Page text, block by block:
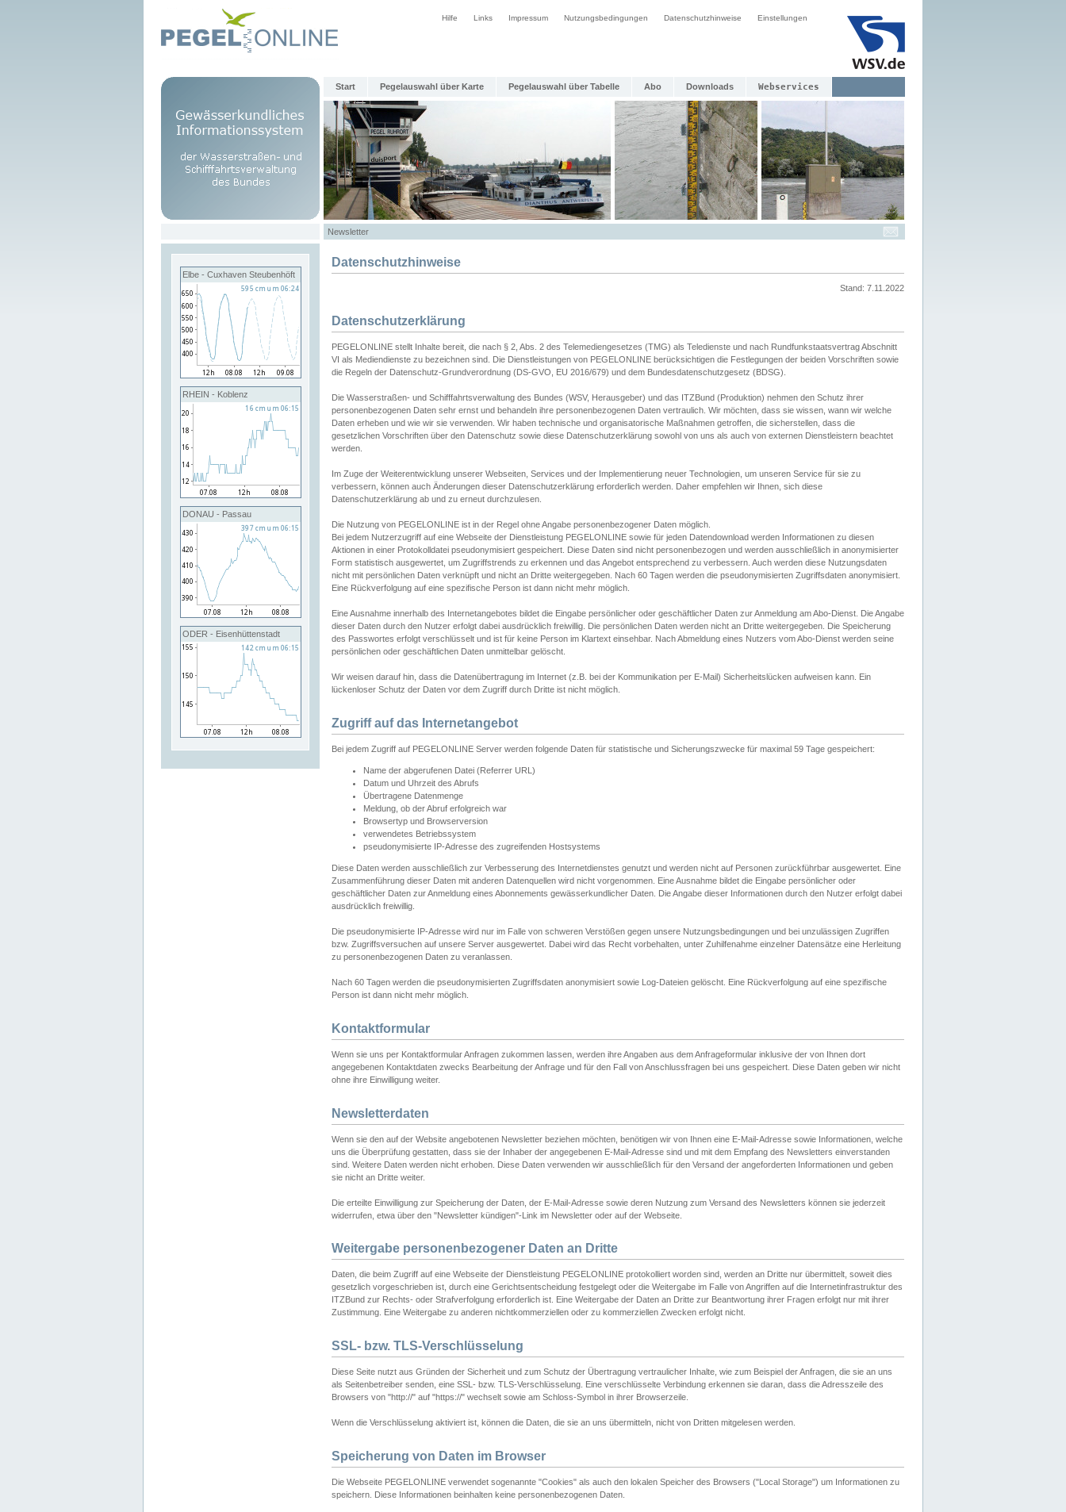
Hilfe Links Impressum Nutzungsbedingungen Datenschutzhinweise Einstellungen
Start Pegelauswahl über Karte Pegelauswahl über Tabelle Abo Downloads Webservices
Newsletter
Elbe - Cuxhaven Steubenhöft
RHEIN - Koblenz
DONAU - Passau
ODER - Eisenhüttenstadt
Datenschutzhinweise
Stand: 7.11.2022
Datenschutzerklärung
PEGELONLINE stellt Inhalte bereit, die nach § 2, Abs. 2 des Telemediengesetzes (TMG) als Teledienste und nach Rundfunkstaatsvertrag Abschnitt
VI als Mediendienste zu bezeichnen sind. Die Dienstleistungen von PEGELONLINE berücksichtigen die Festlegungen der beiden Vorschriften sowie
die Regeln der Datenschutz-Grundverordnung (DS-GVO, EU 2016/679) und dem Bundesdatenschutzgesetz (BDSG).
Die Wasserstraßen- und Schifffahrtsverwaltung des Bundes (WSV, Herausgeber) und das ITZBund (Produktion) nehmen den Schutz ihrer
personenbezogenen Daten sehr ernst und behandeln ihre personenbezogenen Daten vertraulich. Wir möchten, dass sie wissen, wann wir welche
Daten erheben und wie wir sie verwenden. Wir haben technische und organisatorische Maßnahmen getroffen, die sicherstellen, dass die
gesetzlichen Vorschriften über den Datenschutz sowie diese Datenschutzerklärung sowohl von uns als auch von externen Dienstleistern beachtet
werden.
Im Zuge der Weiterentwicklung unserer Webseiten, Services und der Implementierung neuer Technologien, um unseren Service für sie zu
verbessern, können auch Änderungen dieser Datenschutzerklärung erforderlich werden. Daher empfehlen wir Ihnen, sich diese
Datenschutzerklärung ab und zu erneut durchzulesen.
Die Nutzung von PEGELONLINE ist in der Regel ohne Angabe personenbezogener Daten möglich.
Bei jedem Nutzerzugriff auf eine Webseite der Dienstleistung PEGELONLINE sowie für jeden Datendownload werden Informationen zu diesen
Aktionen in einer Protokolldatei pseudonymisiert gespeichert. Diese Daten sind nicht personenbezogen und werden ausschließlich in anonymisierter
Form statistisch ausgewertet, um Zugriffstrends zu erkennen und das Angebot entsprechend zu verbessern. Auch werden diese Nutzungsdaten
nicht mit persönlichen Daten verknüpft und nicht an Dritte weitergegeben. Nach 60 Tagen werden die pseudonymisierten Zugriffsdaten anonymisiert.
Eine Rückverfolgung auf eine spezifische Person ist dann nicht mehr möglich.
Eine Ausnahme innerhalb des Internetangebotes bildet die Eingabe persönlicher oder geschäftlicher Daten zur Anmeldung am Abo-Dienst. Die Angabe
dieser Daten durch den Nutzer erfolgt dabei ausdrücklich freiwillig. Die persönlichen Daten werden nicht an Dritte weitergegeben. Die Speicherung
des Passwortes erfolgt verschlüsselt und ist für keine Person im Klartext einsehbar. Nach Abmeldung eines Nutzers vom Abo-Dienst werden seine
persönlichen oder geschäftlichen Daten unmittelbar gelöscht.
Wir weisen darauf hin, dass die Datenübertragung im Internet (z.B. bei der Kommunikation per E-Mail) Sicherheitslücken aufweisen kann. Ein
lückenloser Schutz der Daten vor dem Zugriff durch Dritte ist nicht möglich.
Zugriff auf das Internetangebot
Bei jedem Zugriff auf PEGELONLINE Server werden folgende Daten für statistische und Sicherungszwecke für maximal 59 Tage gespeichert:
Name der abgerufenen Datei (Referrer URL)
Datum und Uhrzeit des Abrufs
Übertragene Datenmenge
Meldung, ob der Abruf erfolgreich war
Browsertyp und Browserversion
verwendetes Betriebssystem
pseudonymisierte IP-Adresse des zugreifenden Hostsystems
Diese Daten werden ausschließlich zur Verbesserung des Internetdienstes genutzt und werden nicht auf Personen zurückführbar ausgewertet. Eine
Zusammenführung dieser Daten mit anderen Datenquellen wird nicht vorgenommen. Eine Ausnahme bildet die Eingabe persönlicher oder
geschäftlicher Daten zur Anmeldung eines Abonnements gewässerkundlicher Daten. Die Angabe dieser Informationen durch den Nutzer erfolgt dabei
ausdrücklich freiwillig.
Die pseudonymisierte IP-Adresse wird nur im Falle von schweren Verstößen gegen unsere Nutzungsbedingungen und bei unzulässigen Zugriffen
bzw. Zugriffsversuchen auf unsere Server ausgewertet. Dabei wird das Recht vorbehalten, unter Zuhilfenahme einzelner Datensätze eine Herleitung
zu personenbezogenen Daten zu veranlassen.
Nach 60 Tagen werden die pseudonymisierten Zugriffsdaten anonymisiert sowie Log-Dateien gelöscht. Eine Rückverfolgung auf eine spezifische
Person ist dann nicht mehr möglich.
Kontaktformular
Wenn sie uns per Kontaktformular Anfragen zukommen lassen, werden ihre Angaben aus dem Anfrageformular inklusive der von Ihnen dort
angegebenen Kontaktdaten zwecks Bearbeitung der Anfrage und für den Fall von Anschlussfragen bei uns gespeichert. Diese Daten geben wir nicht
ohne ihre Einwilligung weiter.
Newsletterdaten
Wenn sie den auf der Website angebotenen Newsletter beziehen möchten, benötigen wir von Ihnen eine E-Mail-Adresse sowie Informationen, welche
uns die Überprüfung gestatten, dass sie der Inhaber der angegebenen E-Mail-Adresse sind und mit dem Empfang des Newsletters einverstanden
sind. Weitere Daten werden nicht erhoben. Diese Daten verwenden wir ausschließlich für den Versand der angeforderten Informationen und geben
sie nicht an Dritte weiter.
Die erteilte Einwilligung zur Speicherung der Daten, der E-Mail-Adresse sowie deren Nutzung zum Versand des Newsletters können sie jederzeit
widerrufen, etwa über den "Newsletter kündigen"-Link im Newsletter oder auf der Webseite.
Weitergabe personenbezogener Daten an Dritte
Daten, die beim Zugriff auf eine Webseite der Dienstleistung PEGELONLINE protokolliert worden sind, werden an Dritte nur übermittelt, soweit dies
gesetzlich vorgeschrieben ist, durch eine Gerichtsentscheidung festgelegt oder die Weitergabe im Falle von Angriffen auf die Internetinfrastruktur des
ITZBund zur Rechts- oder Strafverfolgung erforderlich ist. Eine Weitergabe der Daten an Dritte zur Beantwortung ihrer Fragen erfolgt nur mit ihrer
Zustimmung. Eine Weitergabe zu anderen nichtkommerziellen oder zu kommerziellen Zwecken erfolgt nicht.
SSL- bzw. TLS-Verschlüsselung
Diese Seite nutzt aus Gründen der Sicherheit und zum Schutz der Übertragung vertraulicher Inhalte, wie zum Beispiel der Anfragen, die sie an uns
als Seitenbetreiber senden, eine SSL- bzw. TLS-Verschlüsselung. Eine verschlüsselte Verbindung erkennen sie daran, dass die Adresszeile des
Browsers von "http://" auf "https://" wechselt sowie am Schloss-Symbol in ihrer Browserzeile.
Wenn die Verschlüsselung aktiviert ist, können die Daten, die sie an uns übermitteln, nicht von Dritten mitgelesen werden.
Speicherung von Daten im Browser
Die Webseite PEGELONLINE verwendet sogenannte "Cookies" als auch den lokalen Speicher des Browsers ("Local Storage") um Informationen zu
speichern. Diese Informationen beinhalten keine personenbezogenen Daten.